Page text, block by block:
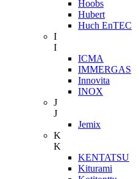
Hoobs
Hubert
Huch EnTEC
I
I
ICMA
IMMERGAS
Innovita
INOX
J
J
Jemix
K
K
KENTATSU
Kiturami